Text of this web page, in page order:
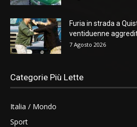
Furia in strada a
ventiduenne
7 Agosto 2026
Categorie Più Lette
Italia / Mondo
Sport